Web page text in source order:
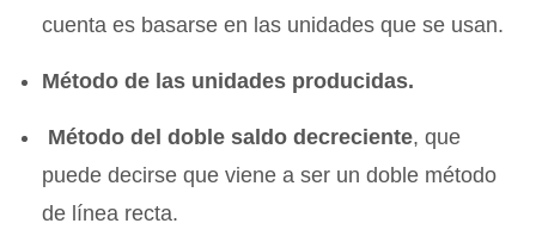
cuenta es basarse en las unidades que se usan.
Método de las unidades producidas.
Método del doble saldo decreciente, que
puede decirse que viene a ser un doble método
de línea recta.